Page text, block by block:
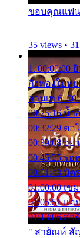
ขอบคุณแฟนเ
35 views •
1. 00:00:00
กิ่งทองใบหย
ลานเท 6.
00:25:16 น้ำ
00:32:29 ตอ
00:39:08 อย
00:45:25 ร
00:51:43 บัต
01:00:00 เข
01:05:51 แ
01:13:06 ส
" สายัณห์ สั